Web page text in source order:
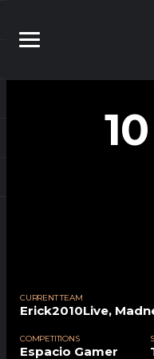
10
CURRENT TEAM
Erick2010Live,
COMPETITIONS
Espacio Gamer